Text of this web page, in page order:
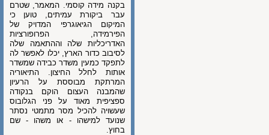
בקנה מידה קוסמי. המאמר, שטרם
עבר ביקורת עמיתים, טוען כי
המיקום הגיאוגרפי המדויק של
הפירמידה, הפרופורציות
האדריכליות שלה וההתאמה שלה
לסיבוב כדור הארץ, יכלו לאפשר לה
לתפקד כמעין משדר כבידה שמשדר
אותות לחלל החיצון. התיאוריה
המרתקת מבוססת על הרעיון
שהמבנה העצום הוקם בנקודה
ספציפית מאוד על פני הגלובוס
שעשויה להכיל מסר מתמטי נסתר
שנועד למישהו - או משהו - שם
בחוץ.